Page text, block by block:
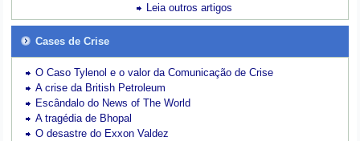
Leia outros artigos
Cases de Crise
O Caso Tylenol e o valor da Comunicação de Crise
A crise da British Petroleum
Escândalo do News of The World
A tragédia de Bhopal
O desastre do Exxon Valdez